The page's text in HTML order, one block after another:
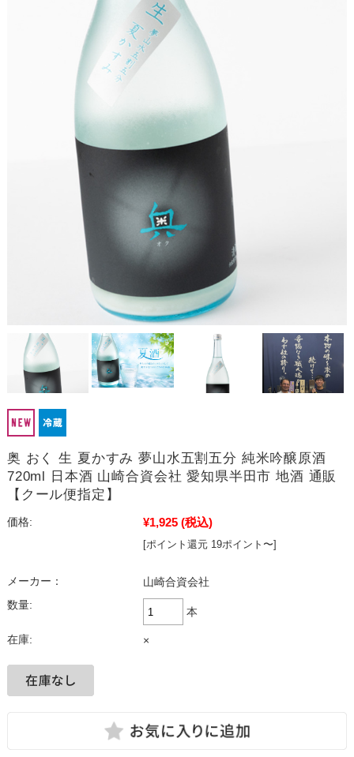
奥 おく 生 夏かすみ 夢山水五割五分 純米吟醸原酒
720ml 日本酒 山崎合資会社 愛知県半田市 地酒 通販
【クール便指定】
価格: ¥1,925 (税込)
[ポイント還元 19ポイント〜]
メーカー：
山崎合資会社
数量:
本
在庫: ×